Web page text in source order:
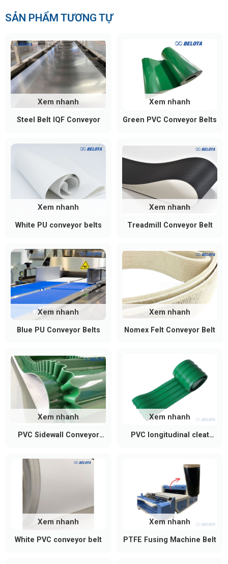
SẢN PHẨM TƯƠNG TỰ
Steel Belt IQF Conveyor
Xem nhanh
Green PVC Conveyor Belts
Xem nhanh
White PU conveyor belts
Xem nhanh
Treadmill Conveyor Belt
Xem nhanh
Blue PU Conveyor Belts
Xem nhanh
Nomex Felt Conveyor Belt
Xem nhanh
PVC Sidewall Conveyor
Xem nhanh
PVC longitudinal cleat
Xem nhanh
White PVC conveyor belt
Xem nhanh
PTFE Fusing Machine Belt
Xem nhanh